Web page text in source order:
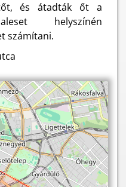
és átadták őt a
helyszínén
számítani.